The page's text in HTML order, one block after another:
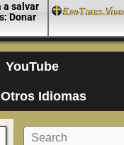
a salvar
Donar
YouTube
Otros Idiomas